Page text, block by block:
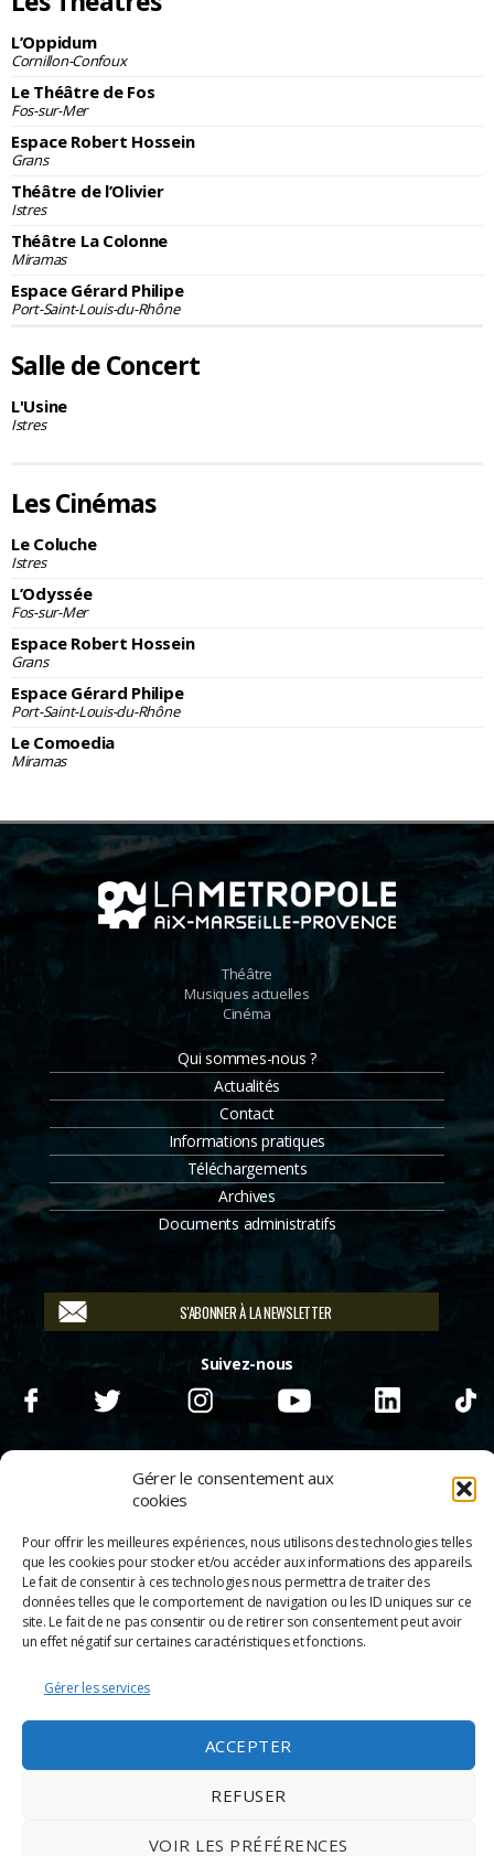
Gérer le consentement aux
cookies
Pour offrir les meilleures expériences, nous utilisons des technologies telles
que les cookies pour stocker et/ou accéder aux informations des appareils.
Le fait de consentir à ces technologies nous permettra de traiter des
données telles que le comportement de navigation ou les ID uniques sur ce
site. Le fait de ne pas consentir ou de retirer son consentement peut avoir
un effet négatif sur certaines caractéristiques et fonctions.
Gérer les services
ACCEPTER
REFUSER
VOIR LES PRÉFÉRENCES
L’Oppidum
Cornillon-Confoux
Le Théâtre de Fos
Fos-sur-Mer
Espace Robert Hossein
Grans
Théâtre de l’Olivier
Istres
Théâtre La Colonne
Miramas
Espace Gérard Philipe
Port-Saint-Louis-du-Rhône
Salle de Concert
L'Usine
Istres
Les Cinémas
Le Coluche
Istres
L’Odyssée
Fos-sur-Mer
Espace Robert Hossein
Grans
Espace Gérard Philipe
Port-Saint-Louis-du-Rhône
Le Comoedia
Miramas
Théâtre
Musiques actuelles
Cinéma
Qui sommes-nous ?
Actualités
Contact
Informations pratiques
Téléchargements
Archives
Documents administratifs
S'ABONNER À LA NEWSLETTER
Suivez-nous
Mentions légales
Politique de confidentialité
Appels d’offre
Partenaires
Politique de cookies